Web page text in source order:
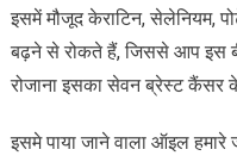
इसमें मौजूद केराटिन, सेलेनियम,
बढ़ने से रोकते हैं, जिससे आप इस
रोजाना इसका सेवन ब्रेस्ट कैंसर
इसमे पाया जाने वाला ऑइल हमारे